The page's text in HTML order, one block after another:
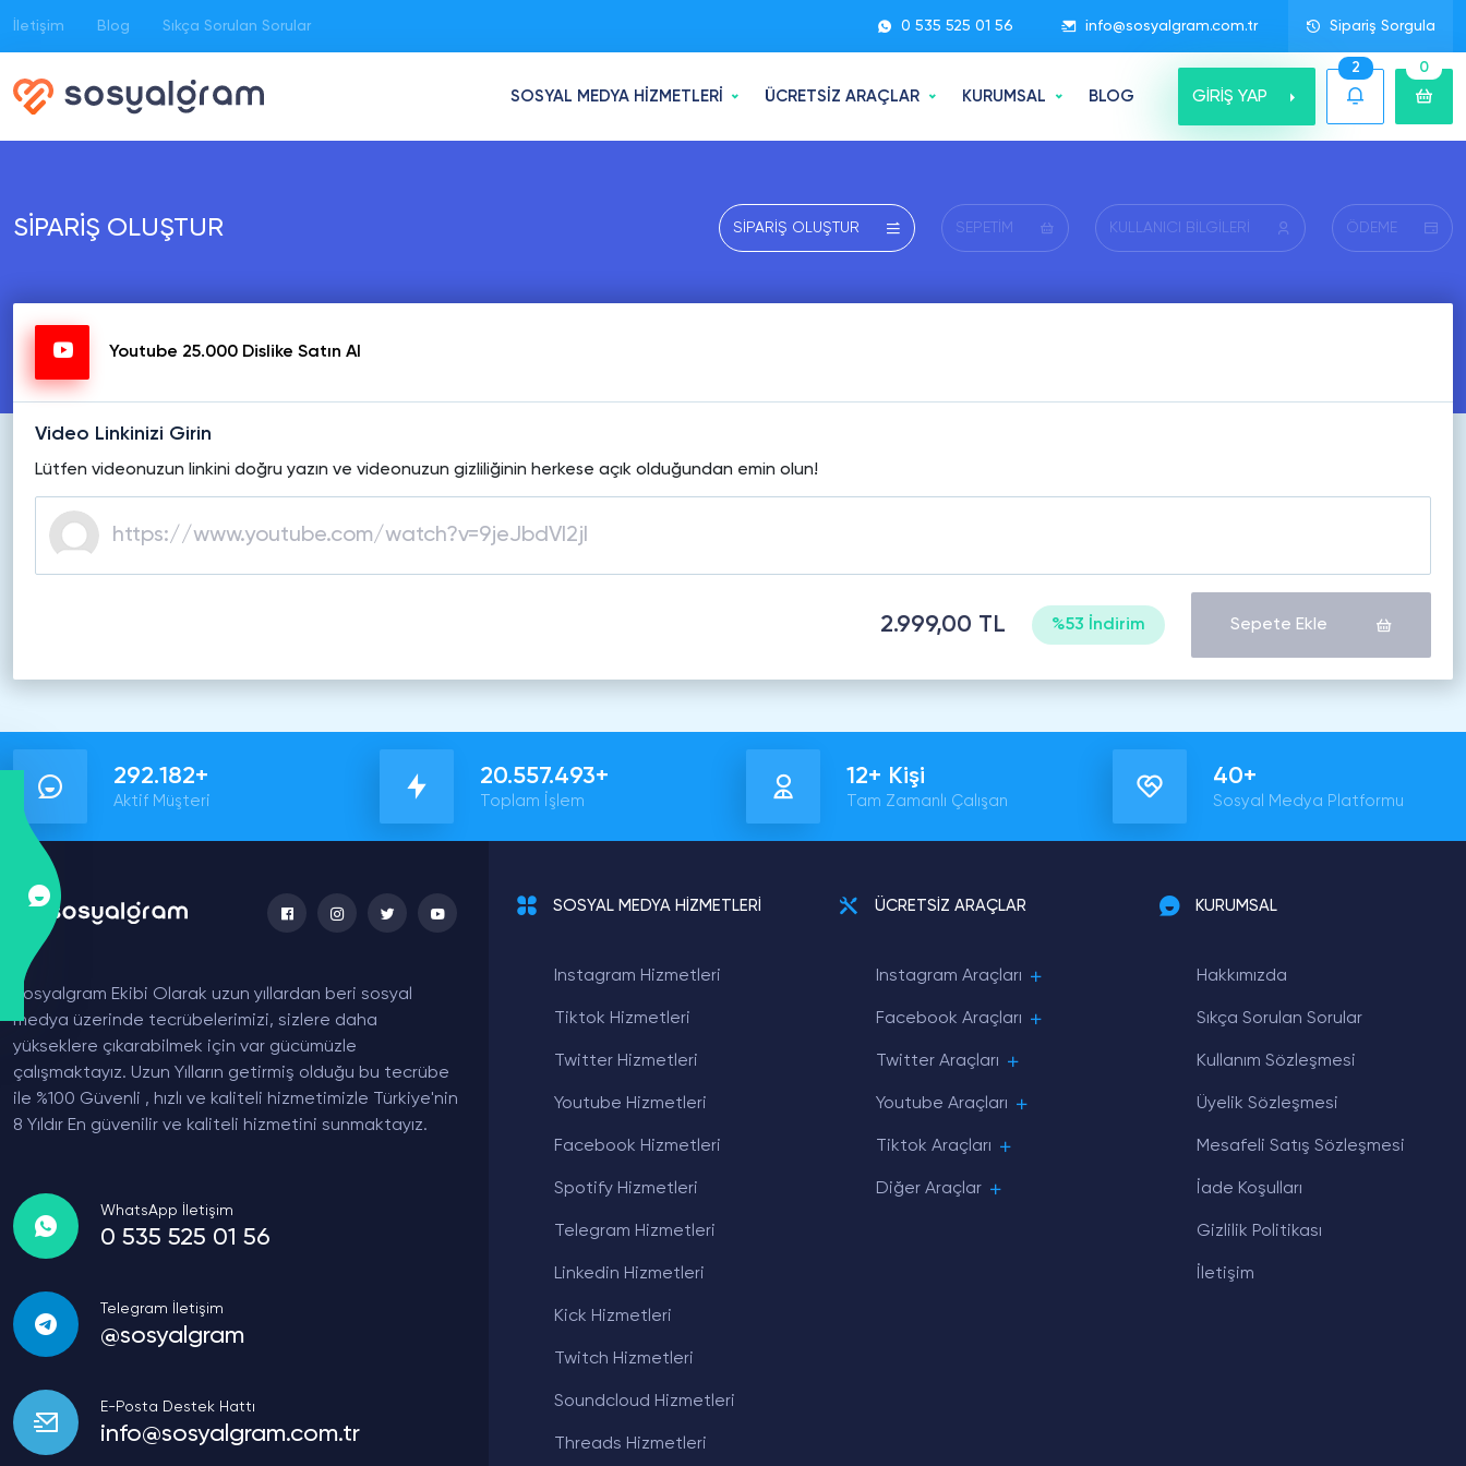
İletişim Blog Sıkça Sorulan Sorular 0 535 525 01 56 info@sosyalgram.com.tr Sipariş Sorgula
SOSYAL MEDYA HİZMETLERİ ÜCRETSİZ ARAÇLAR KURUMSAL BLOG GİRİŞ YAP
2 0
SİPARİŞ OLUŞTUR SİPARİŞ OLUŞTUR SEPETİM KULLANICI BİLGİLERİ ÖDEME
Youtube 25.000 Dislike Satın Al
Video Linkinizi Girin
Lütfen videonuzun linkini doğru yazın ve videonuzun gizliliğinin herkese açık olduğundan emin olun!
2.999,00 TL %53 İndirim Sepete Ekle
292.182+
Aktif Müşteri
20.557.493+
Toplam İşlem
12+ Kişi
Tam Zamanlı Çalışan
40+
Sosyal Medya Platformu
Sosyalgram Ekibi Olarak uzun yıllardan beri sosyal
medya üzerinde tecrübelerimizi, sizlere daha
yükseklere çıkarabilmek için var gücümüzle
çalışmaktayız. Uzun Yılların getirmiş olduğu bu tecrübe
ile %100 Güvenli , hızlı ve kaliteli hizmetimizle Türkiye'nin
8 Yıldır En güvenilir ve kaliteli hizmetini sunmaktayız.
WhatsApp İletişim
0 535 525 01 56
Telegram İletişim
@sosyalgram
E-Posta Destek Hattı
info@sosyalgram.com.tr
SOSYAL MEDYA HİZMETLERİ
Instagram Hizmetleri
Tiktok Hizmetleri
Twitter Hizmetleri
Youtube Hizmetleri
Facebook Hizmetleri
Spotify Hizmetleri
Telegram Hizmetleri
Linkedin Hizmetleri
Kick Hizmetleri
Twitch Hizmetleri
Soundcloud Hizmetleri
Threads Hizmetleri
ÜCRETSİZ ARAÇLAR
Instagram Araçları
Facebook Araçları
Twitter Araçları
Youtube Araçları
Tiktok Araçları
Diğer Araçlar
KURUMSAL
Hakkımızda
Sıkça Sorulan Sorular
Kullanım Sözleşmesi
Üyelik Sözleşmesi
Mesafeli Satış Sözleşmesi
İade Koşulları
Gizlilik Politikası
İletişim